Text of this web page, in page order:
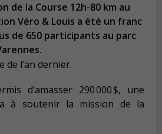
de la Course 12h-80 km au
Véro & Louis a été un franc
de 650 participants au parc
de l’an dernier.
d’amasser 290 000 $, une
à soutenir la mission de la